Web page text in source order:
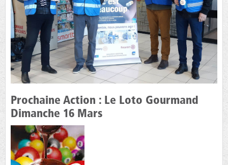
Prochaine Action : Le Loto Gourmand
Dimanche 16 Mars